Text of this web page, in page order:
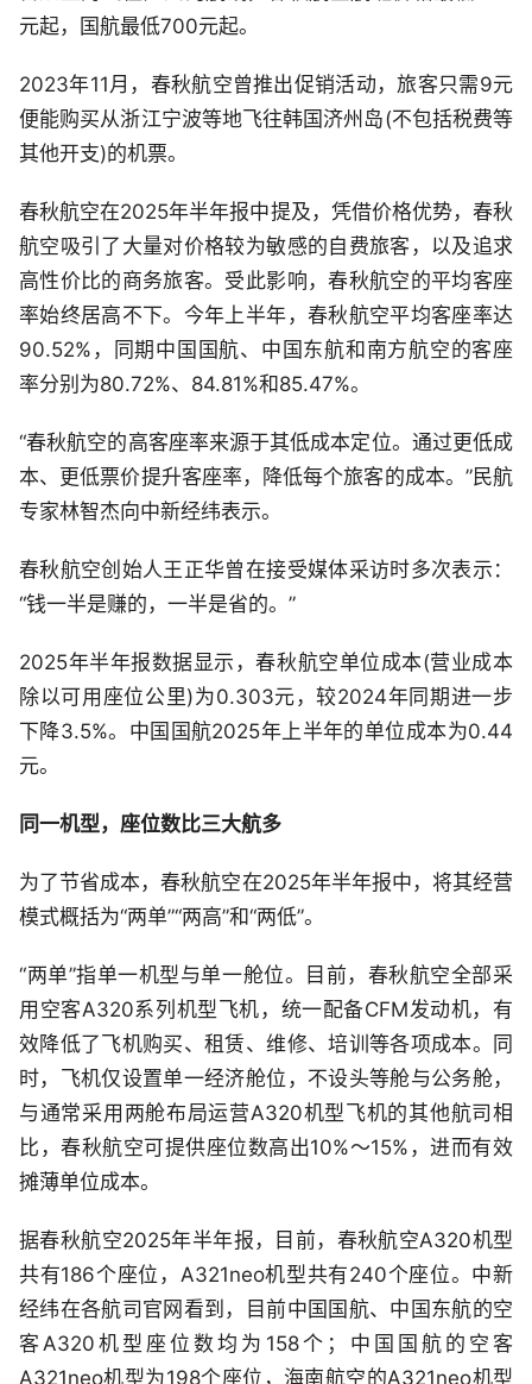
元起，国航最低700元起。
2023年11月，春秋航空曾推出促销活动，旅客只需9元
便能购买从浙江宁波等地飞往韩国济州岛(不包括税费等
其他开支)的机票。
春秋航空在2025年半年报中提及，凭借价格优势，春秋
航空吸引了大量对价格较为敏感的自费旅客，以及追求
高性价比的商务旅客。受此影响，春秋航空的平均客座
率始终居高不下。今年上半年，春秋航空平均客座率达
90.52%，同期中国国航、中国东航和南方航空的客座
率分别为80.72%、84.81%和85.47%。
“春秋航空的高客座率来源于其低成本定位。通过更低成
本、更低票价提升客座率，降低每个旅客的成本。”民航
专家林智杰向中新经纬表示。
春秋航空创始人王正华曾在接受媒体采访时多次表示：
“钱一半是赚的，一半是省的。”
2025年半年报数据显示，春秋航空单位成本(营业成本
除以可用座位公里)为0.303元，较2024年同期进一步
下降3.5%。中国国航2025年上半年的单位成本为0.44
元。
同一机型，座位数比三大航多
为了节省成本，春秋航空在2025年半年报中，将其经营
模式概括为“两单”“两高”和“两低”。
“两单”指单一机型与单一舱位。目前，春秋航空全部采
用空客A320系列机型飞机，统一配备CFM发动机，有
效降低了飞机购买、租赁、维修、培训等各项成本。同
时，飞机仅设置单一经济舱位，不设头等舱与公务舱，
与通常采用两舱布局运营A320机型飞机的其他航司相
比，春秋航空可提供座位数高出10%～15%，进而有效
摊薄单位成本。
据春秋航空2025年半年报，目前，春秋航空A320机型
共有186个座位，A321neo机型共有240个座位。中新
经纬在各航司官网看到，目前中国国航、中国东航的空
客A320机型座位数均为158个；中国国航的空客
A321neo机型为198个座位，海南航空的A321neo机型